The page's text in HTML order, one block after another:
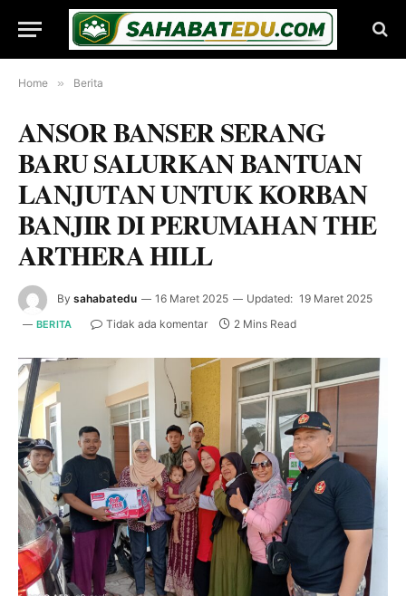
Home » Berita
ANSOR BANSER SERANG
BARU SALURKAN BANTUAN
LANJUTAN UNTUK KORBAN
BANJIR DI PERUMAHAN THE
ARTHERA HILL
By sahabatedu 16 Maret 2025 Updated: 19 Maret 2025
BERITA Tidak ada komentar 2 Mins Read